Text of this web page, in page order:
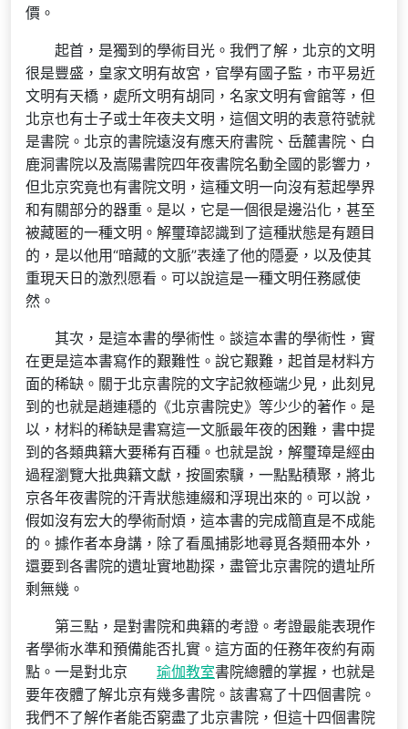
價。
起首，是獨到的學術目光。我們了解，北京的文明
很是豐盛，皇家文明有故宮，官學有國子監，市平易近
文明有天橋，處所文明有胡同，名家文明有會館等，但
北京也有士子或士年夜夫文明，這個文明的表意符號就
是書院。北京的書院遠沒有應天府書院、岳麓書院、白
鹿洞書院以及嵩陽書院四年夜書院名動全國的影響力，
但北京究竟也有書院文明，這種文明一向沒有惹起學界
和有關部分的器重。是以，它是一個很是邊沿化，甚至
被藏匿的一種文明。解璽璋認識到了這種狀態是有題目
的，是以他用“暗藏的文脈”表達了他的隱憂，以及使其
重現天日的激烈愿看。可以說這是一種文明任務感使
然。
其次，是這本書的學術性。談這本書的學術性，實
在更是這本書寫作的艱難性。說它艱難，起首是材料方
面的稀缺。關于北京書院的文字記敘極端少見，此刻見
到的也就是趙連穩的《北京書院史》等少少的著作。是
以，材料的稀缺是書寫這一文脈最年夜的困難，書中提
到的各類典籍大要稀有百種。也就是說，解璽璋是經由
過程瀏覽大批典籍文獻，按圖索驥，一點點積聚，將北
京各年夜書院的汗青狀態連綴和浮現出來的。可以說，
假如沒有宏大的學術耐煩，這本書的完成簡直是不成能
的。據作者本身講，除了看風捕影地尋覓各類冊本外，
還要到各書院的遺址實地勘探，盡管北京書院的遺址所
剩無幾。
第三點，是對書院和典籍的考證。考證最能表現作
者學術水準和預備能否扎實。這方面的任務年夜約有兩
點。一是對北京
瑜伽教室書院總體的掌握，也就是
要年夜體了解北京有幾多書院。該書寫了十四個書院。
我們不了解作者能否窮盡了北京書院，但這十四個書院